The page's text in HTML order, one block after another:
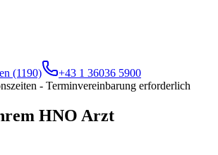
(1190)
+43 1 36036 5900
- Terminvereinbarung erforderlich
HNO Arzt